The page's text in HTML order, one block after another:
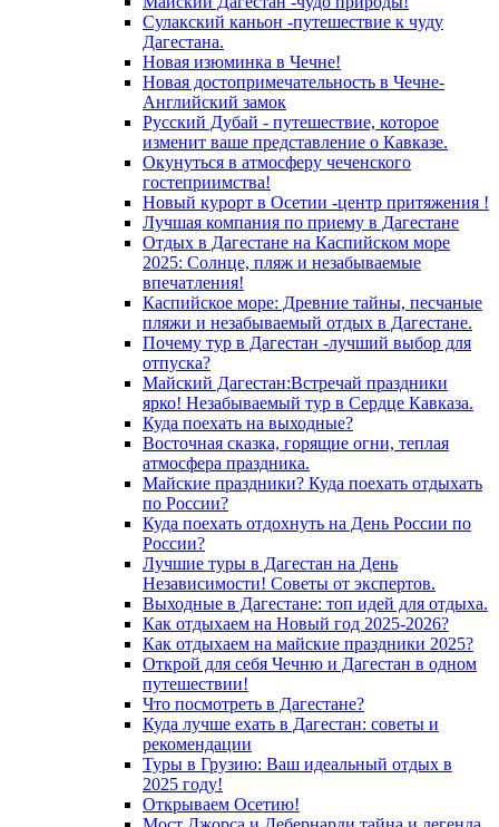
Сулакский каньон -путешествие к чуду
Дагестана.
Новая изюминка в Чечне!
Новая достопримечательность в Чечне-
Английский замок
Русский Дубай - путешествие, которое
изменит ваше представление о Кавказе.
Окунуться в атмосферу чеченского
гостеприимства!
Новый курорт в Осетии -центр притяжения !
Лучшая компания по приему в Дагестане
Отдых в Дагестане на Каспийском море
2025: Солнце, пляж и незабываемые
впечатления!
Каспийское море: Древние тайны, песчаные
пляжи и незабываемый отдых в Дагестане.
Почему тур в Дагестан -лучший выбор для
отпуска?
Майский Дагестан:Встречай праздники
ярко! Незабываемый тур в Сердце Кавказа.
Куда поехать на выходные?
Восточная сказка, горящие огни, теплая
атмосфера праздника.
Майские праздники? Куда поехать отдыхать
по России?
Куда поехать отдохнуть на День России по
России?
Лучшие туры в Дагестан на День
Независимости! Советы от экспертов.
Выходные в Дагестане: топ идей для отдыха.
Как отдыхаем на Новый год 2025-2026?
Как отдыхаем на майские праздники 2025?
Открой для себя Чечню и Дагестан в одном
путешествии!
Что посмотреть в Дагестане?
Куда лучше ехать в Дагестан: советы и
рекомендации
Туры в Грузию: Ваш идеальный отдых в
2025 году!
Открываем Осетию!